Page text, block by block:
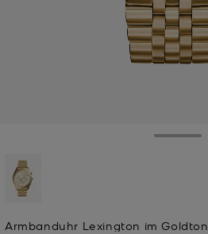
Armbanduhr Lexington im Goldton